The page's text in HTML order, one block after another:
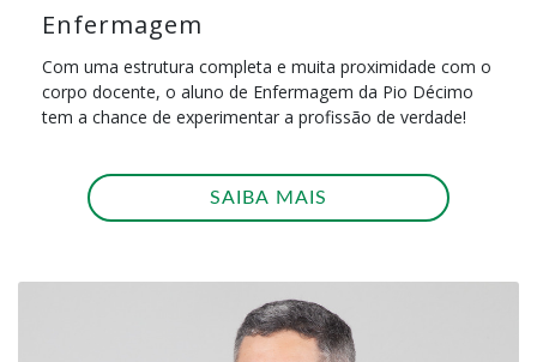
Enfermagem
Com uma estrutura completa e muita proximidade com o
corpo docente, o aluno de Enfermagem da Pio Décimo
tem a chance de experimentar a profissão de verdade!
SAIBA MAIS